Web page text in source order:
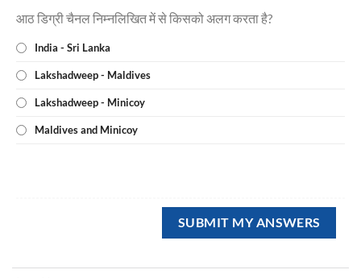
आठ डिग्री चैनल निम्नलिखित में से किसको अलग करता है?
India - Sri Lanka
Lakshadweep - Maldives
Lakshadweep - Minicoy
Maldives and Minicoy